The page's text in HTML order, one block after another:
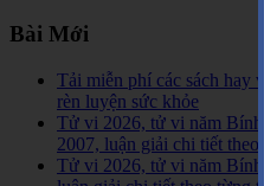
Bài Mới
Tải miễn phí các sách hay
rèn luyện sức khỏe
Tử vi 2026, tử vi năm
2007, luận giải chi tiết theo
Tử vi 2026, tử vi năm